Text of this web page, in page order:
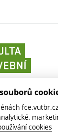
stavební
VUT
Brně
cookies